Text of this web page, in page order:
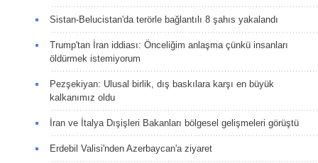
Sistan-Belucistan'da terörle bağlantılı 8 şahıs yakalandı
Trump'tan İran iddiası: Önceliğim anlaşma çünkü insanları
öldürmek istemiyorum
Pezşekiyan: Ulusal birlik, dış baskılara karşı en büyük
kalkanımız oldu
İran ve İtalya Dışişleri Bakanları bölgesel gelişmeleri görüştü
Erdebil Valisi'nden Azerbaycan'a ziyaret